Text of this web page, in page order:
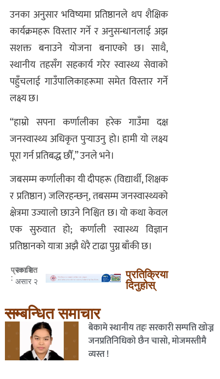
उनका अनुसार भविष्यमा प्रतिष्ठानले थप शैक्षिक
कार्यक्रमहरू विस्तार गर्ने र अनुसन्धानलाई अझ
सशक्त बनाउने योजना बनाएको छ। साथै,
स्थानीय तहसँग सहकार्य गरेर स्वास्थ्य सेवाको
पहुँचलाई गाउँपालिकाहरूमा समेत विस्तार गर्ने
लक्ष्य छ।
“हाम्रो सपना कर्णालीका हरेक गाउँमा दक्ष
जनस्वास्थ्य अधिकृत पुर्‍याउनु हो। हामी यो लक्ष्य
पूरा गर्न प्रतिबद्ध छौँ,” उनले भने।
जबसम्म कर्णालीका यी दीपहरू (विद्यार्थी, शिक्षक
र प्रतिष्ठान) जलिरहन्छन्, तबसम्म जनस्वास्थ्यको
क्षेत्रमा उज्यालो छाउने निश्चित छ। यो कथा केवल
एक सुरुवात हो; कर्णाली स्वास्थ्य विज्ञान
प्रतिष्ठानको यात्रा अझै धेरै टाढा पुग्न बाँकी छ।
प्रकाशित
:
२०८२
असार २
प्रतिक्रिया
दिनुहोस्
सम्बन्धित समाचार
बेकामे स्थानीय तहः सरकारी सम्पत्ति खोज्न
जनप्रतिनिधिको छैन चासो, मोजमस्तीमै
व्यस्त !